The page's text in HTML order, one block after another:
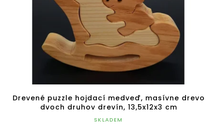
Drevené puzzle hojdací medveď, masívne drevo
dvoch druhov drevín, 13,5x12x3 cm
SKLADEM